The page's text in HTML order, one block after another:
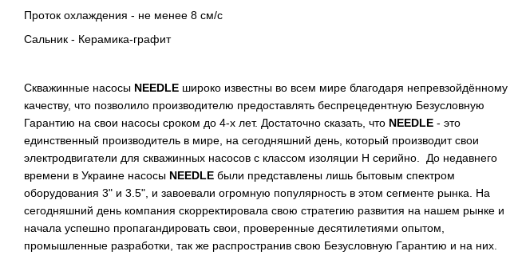
Проток охлаждения - не менее 8 см/с
Сальник - Керамика-графит
Скважинные насосы NEEDLE широко известны во всем мире благодаря непревзойдённому
качеству, что позволило производителю предоставлять беспрецедентную Безусловную
Гарантию на свои насосы сроком до 4-х лет. Достаточно сказать, что NEEDLE - это
единственный производитель в мире, на сегодняшний день, который производит свои
электродвигатели для скважинных насосов с классом изоляции H серийно. До недавнего
времени в Украине насосы NEEDLE были представлены лишь бытовым спектром
оборудования 3" и 3.5", и завоевали огромную популярность в этом сегменте рынка. На
сегодняшний день компания скорректировала свою стратегию развития на нашем рынке и
начала успешно пропагандировать свои, проверенные десятилетиями опытом,
промышленные разработки, так же распространив свою Безусловную Гарантию и на них.